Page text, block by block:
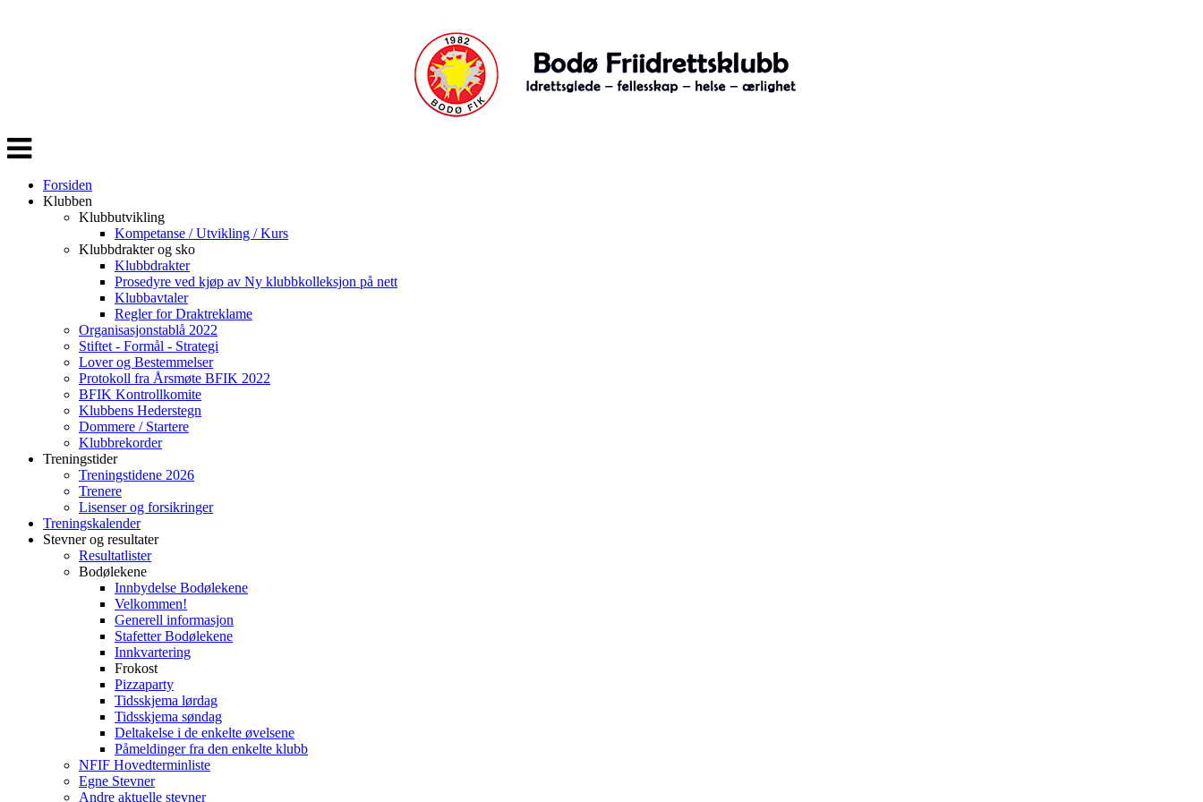
Veksle
navigasjon
Forsiden
Klubben
Klubbutvikling
Kompetanse / Utvikling / Kurs
Klubbdrakter og sko
Klubbdrakter
Prosedyre ved kjøp av Ny klubbkolleksjon på nett
Klubbavtaler
Regler for Draktreklame
Organisasjonstablå 2022
Stiftet - Formål - Strategi
Lover og Bestemmelser
Protokoll fra Årsmøte BFIK 2022
BFIK Kontrollkomite
Klubbens Hederstegn
Dommere / Startere
Klubbrekorder
Treningstider
Treningstidene 2026
Trenere
Lisenser og forsikringer
Treningskalender
Stevner og resultater
Resultatlister
Bodølekene
Innbydelse Bodølekene
Velkommen!
Generell informasjon
Stafetter Bodølekene
Innkvartering
Frokost
Pizzaparty
Tidsskjema lørdag
Tidsskjema søndag
Deltakelse i de enkelte øvelsene
Påmeldinger fra den enkelte klubb
NFIF Hovedterminliste
Egne Stevner
Andre aktuelle stevner